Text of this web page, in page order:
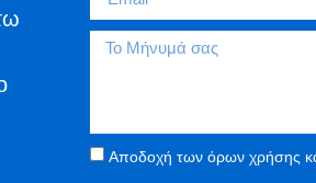
Αποδοχή των όρων χρήσης